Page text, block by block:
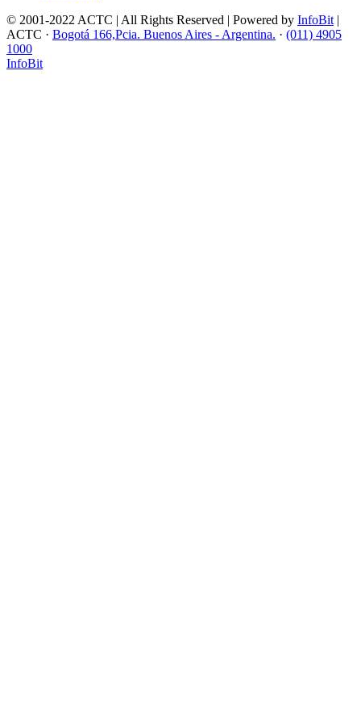
© 2001-2022 ACTC | All Rights Reserved | Powered by InfoBit |
ACTC · Bogotá 166,Pcia. Buenos Aires - Argentina. · (011) 4905
1000
InfoBit